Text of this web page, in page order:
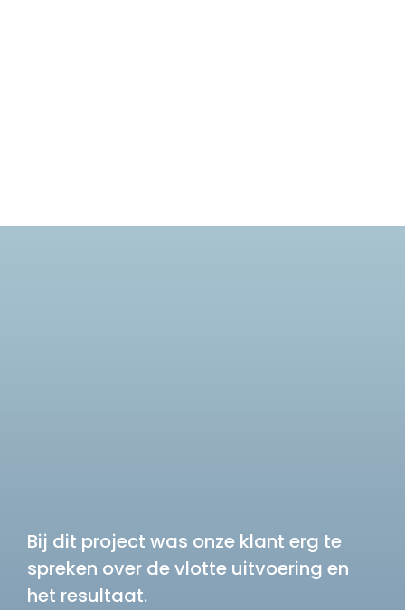
Bij dit project was onze klant erg te
spreken over de vlotte uitvoering en
het resultaat.